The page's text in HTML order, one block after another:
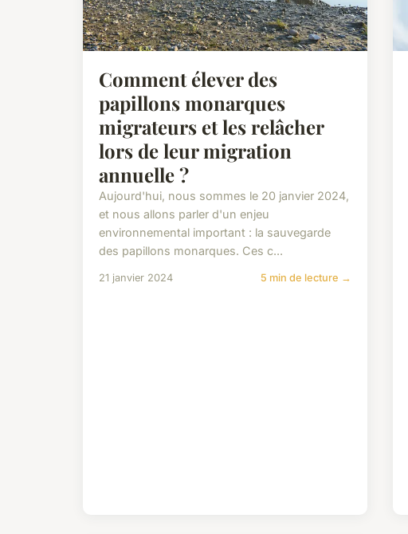
Comment élever des
papillons monarques
migrateurs et les relâcher
lors de leur migration
annuelle ?
Aujourd'hui, nous sommes le 20 janvier 2024,
et nous allons parler d'un enjeu
environnemental important : la sauvegarde
des papillons monarques. Ces c...
21 janvier 2024 5 min de lecture →